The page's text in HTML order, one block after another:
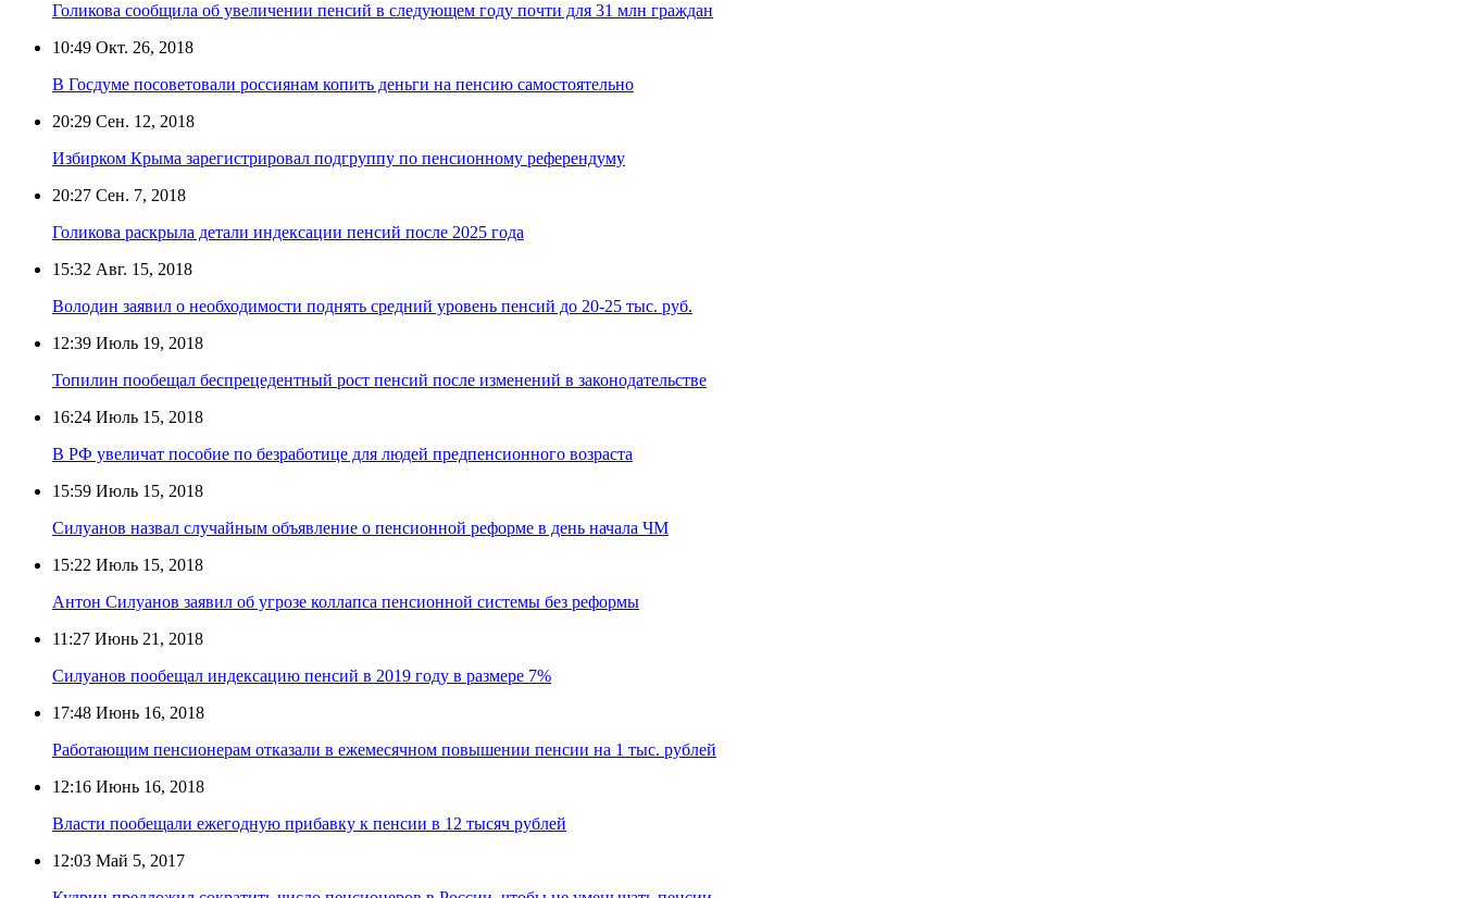
Голикова сообщила об увеличении пенсий в следующем году почти для 31 млн граждан
10:49 Окт. 26, 2018
В Госдуме посоветовали россиянам копить деньги на пенсию самостоятельно
20:29 Сен. 12, 2018
Избирком Крыма зарегистрировал подгруппу по пенсионному референдуму
20:27 Сен. 7, 2018
Голикова раскрыла детали индексации пенсий после 2025 года
15:32 Авг. 15, 2018
Володин заявил о необходимости поднять средний уровень пенсий до 20-25 тыс. руб.
12:39 Июль 19, 2018
Топилин пообещал беспрецедентный рост пенсий после изменений в законодательстве
16:24 Июль 15, 2018
В РФ увеличат пособие по безработице для людей предпенсионного возраста
15:59 Июль 15, 2018
Силуанов назвал случайным объявление о пенсионной реформе в день начала ЧМ
15:22 Июль 15, 2018
Антон Силуанов заявил об угрозе коллапса пенсионной системы без реформы
11:27 Июнь 21, 2018
Силуанов пообещал индексацию пенсий в 2019 году в размере 7%
17:48 Июнь 16, 2018
Работающим пенсионерам отказали в ежемесячном повышении пенсии на 1 тыс. рублей
12:16 Июнь 16, 2018
Власти пообещали ежегодную прибавку к пенсии в 12 тысяч рублей
12:03 Май 5, 2017